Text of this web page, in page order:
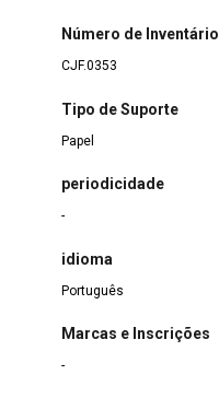
Número de Inventário
CJF.0353
Tipo de Suporte
Papel
periodicidade
-
idioma
Português
Marcas e Inscrições
-